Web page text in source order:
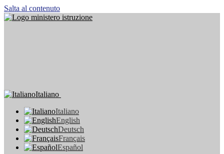
Salta al contenuto
Italiano
Italiano
English
Deutsch
Français
Español